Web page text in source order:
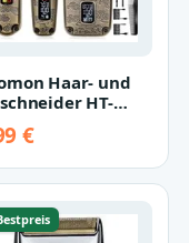
Haar- und
HT-
€